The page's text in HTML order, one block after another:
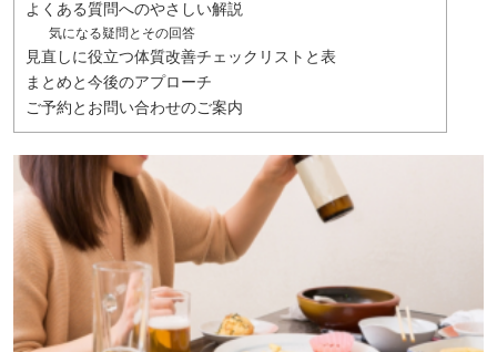
よくある質問へのやさしい解説
気になる疑問とその回答
見直しに役立つ体質改善チェックリストと表
まとめと今後のアプローチ
ご予約とお問い合わせのご案内